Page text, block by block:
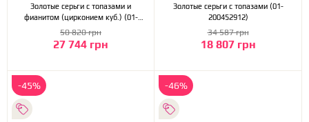
Золотые серьги с топазами и
фианитом (цирконием куб.) (01-
200465990)
27 744 грн
50 820 грн
Золотые серьги с топазами (01-
200452912)
18 807 грн
34 587 грн
-45% -46%